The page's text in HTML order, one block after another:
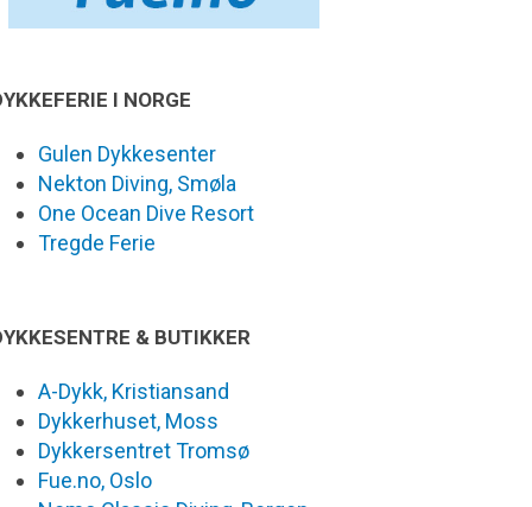
I NORGE
Gulen Dykkesenter
Nekton Diving, Smøla
One Ocean Dive Resort
Tregde Ferie
& BUTIKKER
A-Dykk, Kristiansand
Dykkerhuset, Moss
Dykkersentret Tromsø
Fue.no, Oslo